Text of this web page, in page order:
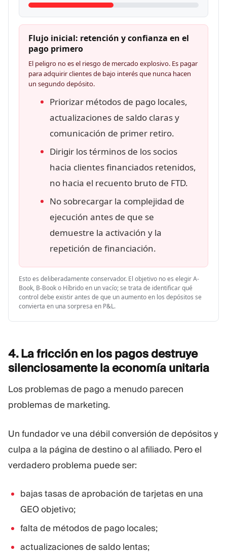
Flujo inicial: retención y confianza en el
pago primero
El peligro no es el riesgo de mercado explosivo. Es pagar
para adquirir clientes de bajo interés que nunca hacen
un segundo depósito.
Priorizar métodos de pago locales,
actualizaciones de saldo claras y
comunicación de primer retiro.
Dirigir los términos de los socios
hacia clientes financiados retenidos,
no hacia el recuento bruto de FTD.
No sobrecargar la complejidad de
ejecución antes de que se
demuestre la activación y la
repetición de financiación.
Esto es deliberadamente conservador. El objetivo no es elegir A-
Book, B-Book o Híbrido en un vacío; se trata de identificar qué
control debe existir antes de que un aumento en los depósitos se
convierta en una sorpresa en P&L.
4. La fricción en los pagos destruye
silenciosamente la economía unitaria
Los problemas de pago a menudo parecen
problemas de marketing.
Un fundador ve una débil conversión de depósitos y
culpa a la página de destino o al afiliado. Pero el
verdadero problema puede ser:
bajas tasas de aprobación de tarjetas en una
GEO objetivo;
falta de métodos de pago locales;
actualizaciones de saldo lentas;